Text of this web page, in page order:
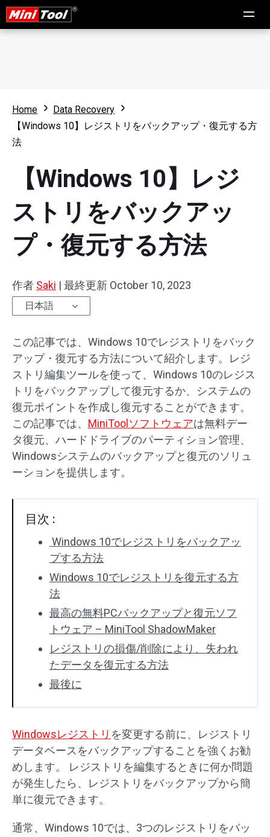
Home
Data Recovery
【Windows 10】レジストリをバックアップ・復元する方
法
【Windows 10】レジ
ストリをバックアッ
プ・復元する方法
作者 Saki | 最終更新 October 10, 2023
日本語
この記事では、Windows 10でレジストリをバック
アップ・復元する方法について紹介します。レジ
ストリ編集ツールを使って、Windows 10のレジス
トリをバックアップして復元するか、システムの
復元ポイントを作成し復元することができます。
この記事では、 MiniToolソフトウェアは無料デー
タ復元、ハードドライブのパーティション管理、
Windowsシステムのバックアップと復元のソリュ
ーションを提供します。
目次 :
Windows 10でレジストリをバックアッ
プする方法
Windows 10でレジストリを復元する方
法
最高の無料PCバックアップと復元ソフ
トウェア – MiniTool ShadowMaker
レジストリの損傷/削除により、失われ
たデータを復元する方法
最後に
Windowsレジストリ を変更する前に、レジストリ
データベースをバックアップすることを強くお勧
めします。 レジストリを編集するときに何か問題
が発生したら、レジストリをバックアップから簡
単に復元できます。
通常、Windows 10では、3つのレジストリをバッ